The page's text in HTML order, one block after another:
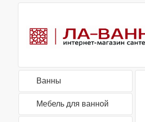
Ванны
Мебель для ванной